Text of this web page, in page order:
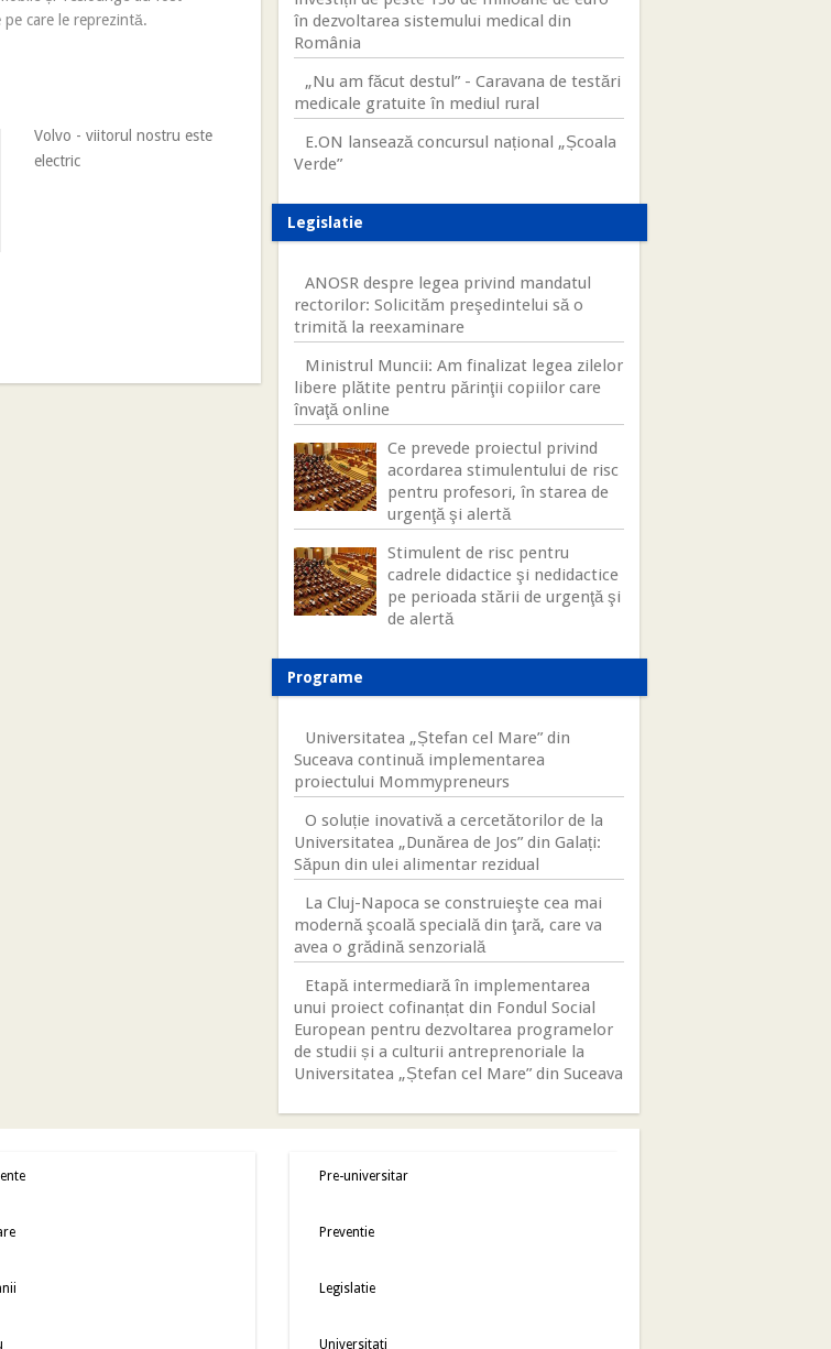
care le reprezintă.
Volvo - viitorul nostru este
electric
în dezvoltarea sistemului medical din
România
„Nu am făcut destul” - Caravana de testări
medicale gratuite în mediul rural
E.ON lansează concursul național „Școala
Verde”
Legislatie
ANOSR despre legea privind mandatul
rectorilor: Solicităm preşedintelui să o
trimită la reexaminare
Ministrul Muncii: Am finalizat legea zilelor
libere plătite pentru părinţii copiilor care
învaţă online
Ce prevede proiectul privind
acordarea stimulentului de risc
pentru profesori, în starea de
urgenţă şi alertă
Stimulent de risc pentru
cadrele didactice şi nedidactice
pe perioada stării de urgenţă şi
de alertă
Programe
Universitatea „Ștefan cel Mare” din
Suceava continuă implementarea
proiectului Mommypreneurs
O soluție inovativă a cercetătorilor de la
Universitatea „Dunărea de Jos” din Galați:
Săpun din ulei alimentar rezidual
La Cluj-Napoca se construieşte cea mai
modernă şcoală specială din ţară, care va
avea o grădină senzorială
Etapă intermediară în implementarea
unui proiect cofinanțat din Fondul Social
European pentru dezvoltarea programelor
de studii și a culturii antreprenoriale la
Universitatea „Ștefan cel Mare” din Suceava
Pre-universitar
Preventie
Legislatie
Universitati